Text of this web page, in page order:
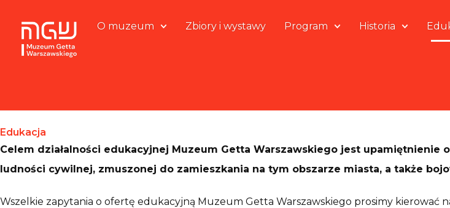
O muzeum Zbiory i wystawy Program Historia
Edukacja
Celem działalności edukacyjnej Muzeum Getta Warszawskiego jest
ludności cywilnej, zmuszonej do zamieszkania na tym obszarze miasta, a także
Wszelkie zapytania o ofertę edukacyjną Muzeum Getta Warszawskiego prosimy kierować